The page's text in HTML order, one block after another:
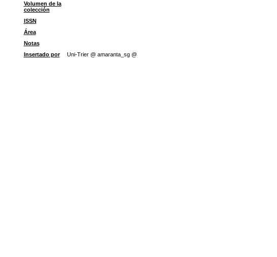
Volumen de la
colección
ISSN
Área
Notas
Insertado por
Uni-Trier @ amaranta_sg @